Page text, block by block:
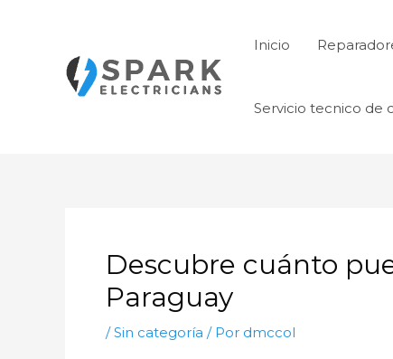
Inicio
Servicio tecnico de
Descubre cuánto
Paraguay
/Sin categoría / Por dmccol